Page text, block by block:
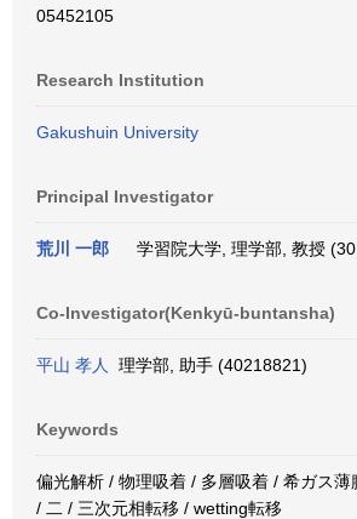
05452105
Research Institution
Gakushuin University
Principal Investigator
荒川 一郎 学習院大学, 理学部, 教授
Co-Investigator(Kenkyū-buntansha)
平山 孝人 理学部, 助手 (40218821)
Keywords
偏光解析 / 物理吸着 / 多層吸着 / 希ガス薄
/ 二 / 三次元相転移 / wetting転移